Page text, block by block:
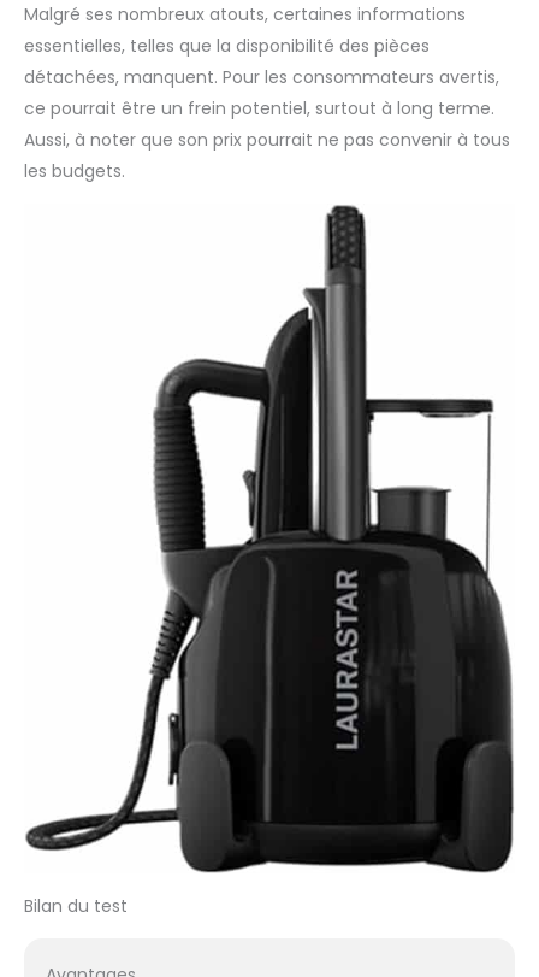
d’énergie. Le fer se
range dans un
emplacement
spécifique pour plus
de sécurité produit 2:
paire de roulettes
Universalcover Lips de
qualité Laurastar, au
design modern et
résolument féminin
produit 2: Dimensions
de la table fermée :
environ 45 x 153
cm/17.8 x 60.2 produit
2: Dimensions du
plateau de la table :
environ 125 x 42 cm
Malgré ses nombreux atouts, certaines informations
essentielles, telles que la disponibilité des pièces
détachées, manquent. Pour les consommateurs avertis,
ce pourrait être un frein potentiel, surtout à long terme.
Aussi, à noter que son prix pourrait ne pas convenir à tous
les budgets.
Bilan du test